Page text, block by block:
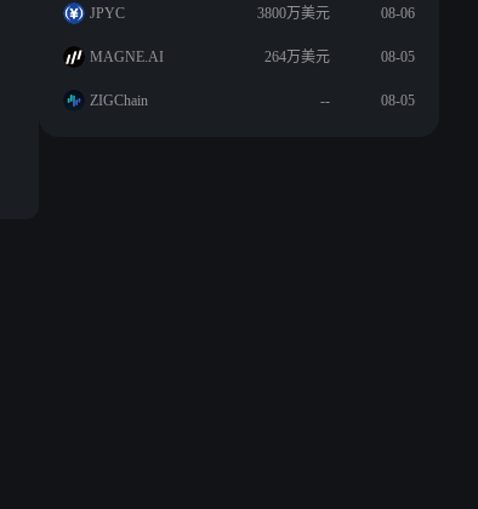
JPYC 3800万美元 08-06
MAGNE.AI 264万美元 08-05
ZIGChain -- 08-05